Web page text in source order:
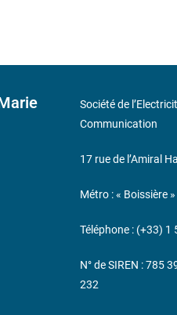
Société de
Communication
17 rue de l’Amiral
Métro : « Boissière
Téléphone : (+33) 1
N° de SIREN : 785
232